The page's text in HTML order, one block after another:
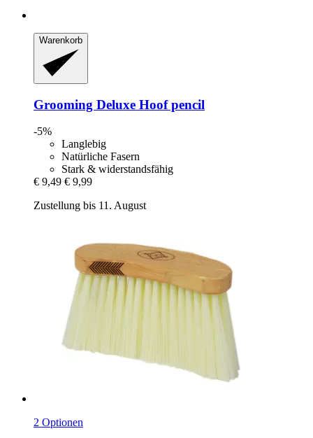
Warenkorb
Grooming Deluxe Hoof pencil
-5%
Langlebig
Natürliche Fasern
Stark & widerstandsfähig
€ 9,49 € 9,99
Zustellung bis 11. August
2 Optionen